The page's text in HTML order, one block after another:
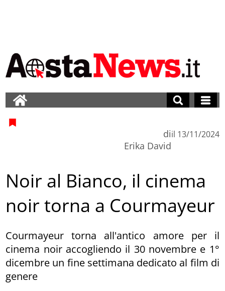
di
Erika David
il 13/11/2024
Noir al Bianco, il cinema
noir torna a Courmayeur
Courmayeur torna all'antico amore per il
cinema noir accogliendo il 30 novembre e 1°
dicembre un fine settimana dedicato al film di
genere